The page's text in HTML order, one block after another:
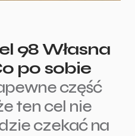
98 Własna
po sobie
część
ten cel nie
czekać na